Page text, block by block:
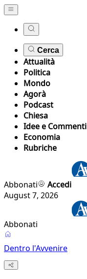
Cerca
Attualità
Politica
Mondo
Agorà
Podcast
Chiesa
Idee e Commenti
Economia
Rubriche
Abbonati
Accedi
August 7, 2026
Abbonati
Dentro l'Avvenire